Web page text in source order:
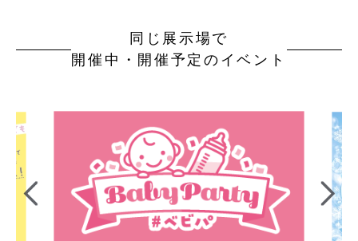
同じ展示場で
開催中・開催予定のイベント